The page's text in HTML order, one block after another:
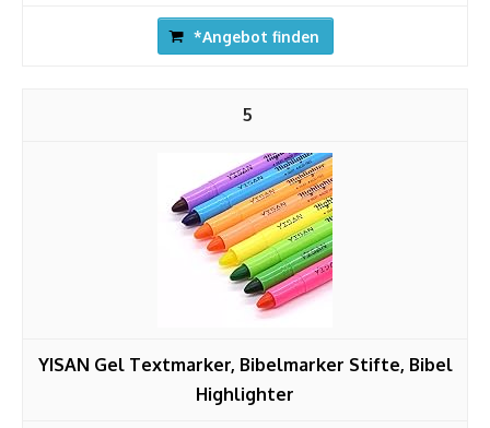
*Angebot finden
5
YISAN Gel Textmarker, Bibelmarker Stifte, Bibel
Highlighter